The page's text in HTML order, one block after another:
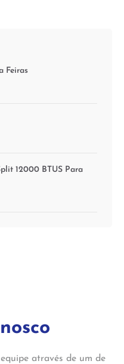
Feiras
12000 BTUS Para
através de um de